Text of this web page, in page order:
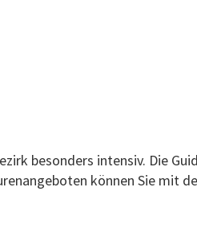
besonders intensiv. Die
können Sie mit